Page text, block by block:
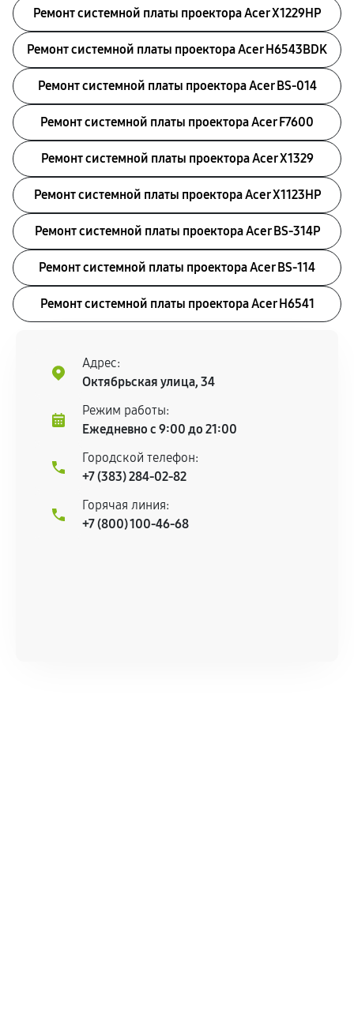
Ремонт системной платы проектора Acer X1229HP
Ремонт системной платы проектора Acer H6543BDK
Ремонт системной платы проектора Acer BS-014
Ремонт системной платы проектора Acer F7600
Ремонт системной платы проектора Acer X1329
Ремонт системной платы проектора Acer X1123HP
Ремонт системной платы проектора Acer BS-314P
Ремонт системной платы проектора Acer BS-114
Ремонт системной платы проектора Acer H6541
Адрес:
Октябрьская улица, 34
Режим работы:
Ежедневно с 9:00 до 21:00
Городской телефон:
+7 (383) 284-02-82
Горячая линия:
+7 (800) 100-46-68